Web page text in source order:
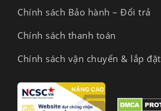
Chính sách Bảo hành – Đổi trả
Chính sách thanh toán
Chính sách vận chuyển & lắp đặt